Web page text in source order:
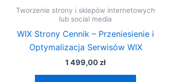
Tworzenie strony i sklepów internetowych
lub social media
WIX Strony Cennik – Przeniesienie i
Optymalizacja Serwisów WIX
1 499,00 zł